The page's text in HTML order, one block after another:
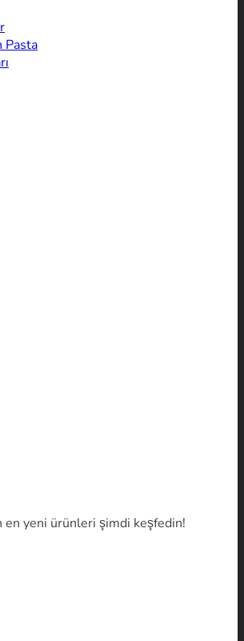
Pasta
en yeni ürünleri şimdi keşfedin!